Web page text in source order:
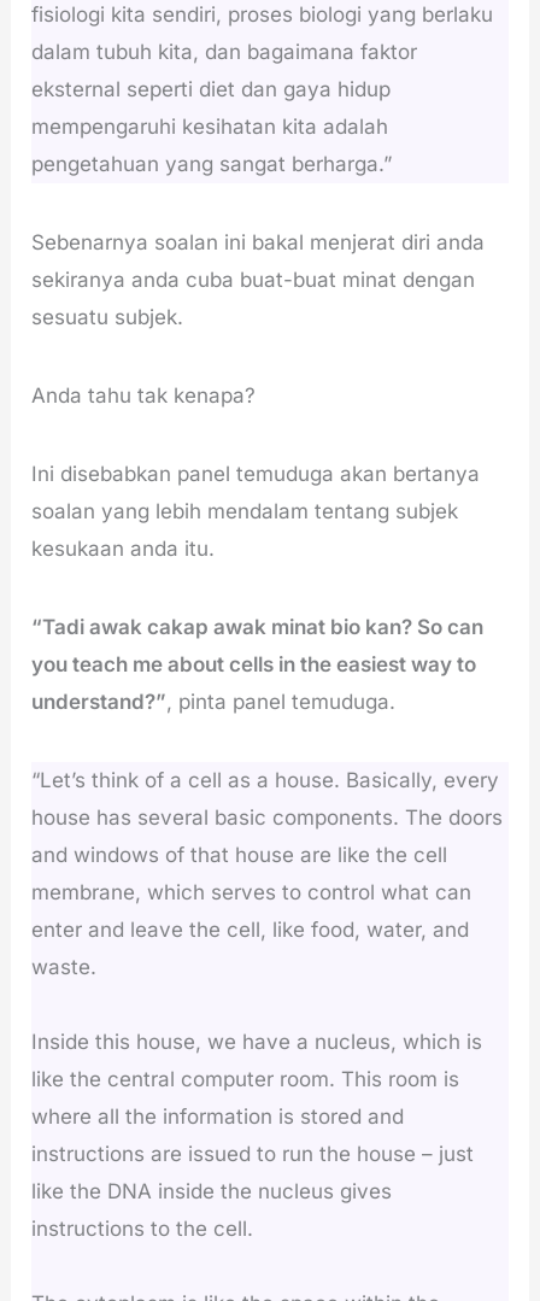
fisiologi kita sendiri, proses biologi yang berlaku
dalam tubuh kita, dan bagaimana faktor
eksternal seperti diet dan gaya hidup
mempengaruhi kesihatan kita adalah
pengetahuan yang sangat berharga.”
Sebenarnya soalan ini bakal menjerat diri anda
sekiranya anda cuba buat-buat minat dengan
sesuatu subjek.
Anda tahu tak kenapa?
Ini disebabkan panel temuduga akan bertanya
soalan yang lebih mendalam tentang subjek
kesukaan anda itu.
“Tadi awak cakap awak minat bio kan? So can
you teach me about cells in the easiest way to
understand?”, pinta panel temuduga.
“Let’s think of a cell as a house. Basically, every
house has several basic components. The doors
and windows of that house are like the cell
membrane, which serves to control what can
enter and leave the cell, like food, water, and
waste.
Inside this house, we have a nucleus, which is
like the central computer room. This room is
where all the information is stored and
instructions are issued to run the house – just
like the DNA inside the nucleus gives
instructions to the cell.